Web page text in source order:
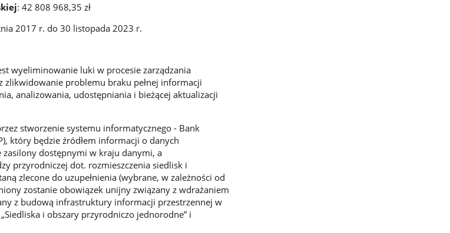
: 42 808 968,35 zł
2017 r. do 30 listopada 2023 r.
wyeliminowanie luki w procesie zarządzania
problemu braku pełnej informacji
analizowania, udostępniania i bieżącej aktualizacji
stworzenie systemu informatycznego - Bank
który będzie źródłem informacji o danych
zasilony dostępnymi w kraju danymi, a
przyrodniczej dot. rozmieszczenia siedlisk i
zlecone do uzupełnienia (wybrane, w zależności od
zostanie obowiązek unijny związany z wdrażaniem
z budową infrastruktury informacji przestrzennej w
i obszary przyrodniczo jednorodne” i